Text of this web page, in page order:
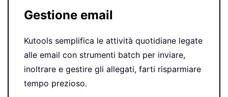
Gestione email
Kutools semplifica le attività quotidiane legate
alle email con strumenti batch per inviare,
inoltrare e gestire gli allegati, farti risparmiare
tempo prezioso.